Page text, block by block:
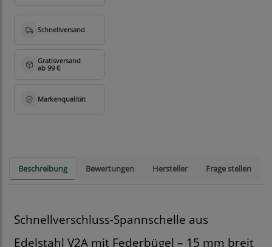
Beschreibung Bewertungen Hersteller Frage stellen
Schnellverschluss-Spannschelle aus
Edelstahl V2A mit Federbügel – 15 mm breit